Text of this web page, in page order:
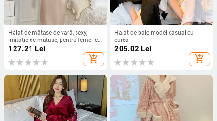
Halat de mătase de vară, sexy,
imitație de mătase, pentru femei, cu
mânecă lungă, halat de baie, cu
dantelă, rochie de casă, la modă.
127.21 Lei
add_shopping_cart
Halat de baie model casual cu
curea
205.02 Lei
add_shopping_cart